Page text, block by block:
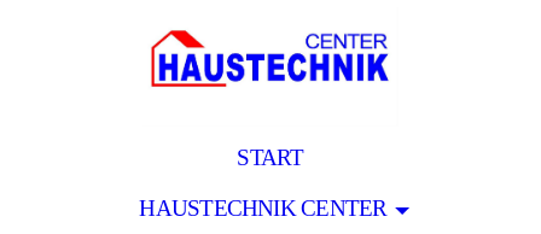
START
HAUSTECHNIK CENTER